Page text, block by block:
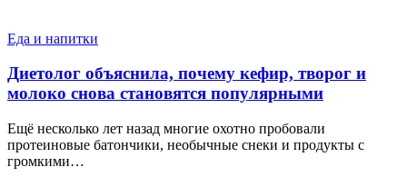
Еда и напитки
Диетолог объяснила, почему кефир, творог и
молоко снова становятся популярными
Ещё несколько лет назад многие охотно пробовали
протеиновые батончики, необычные снеки и продукты с
громкими…